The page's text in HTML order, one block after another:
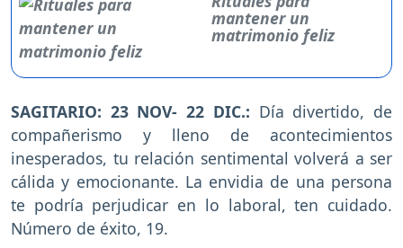
mantener un
matrimonio feliz
SAGITARIO: 23 NOV- 22 DIC.: Día divertido, de
compañerismo y lleno de acontecimientos
inesperados, tu relación sentimental volverá a ser
cálida y emocionante. La envidia de una persona
te podría perjudicar en lo laboral, ten cuidado.
Número de éxito, 19.